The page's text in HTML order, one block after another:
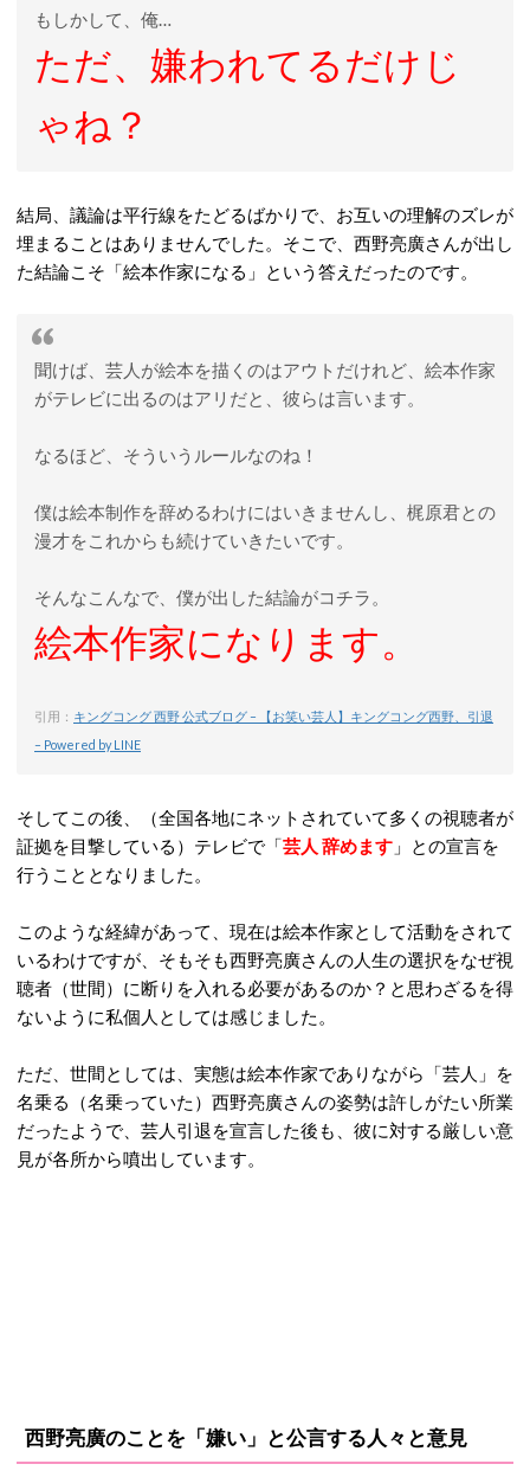
もしかして、俺…
ただ、嫌われてるだけじ
ゃね？
結局、議論は平行線をたどるばかりで、お互いの理解のズレが
埋まることはありませんでした。そこで、西野亮廣さんが出し
た結論こそ「絵本作家になる」という答えだったのです。
聞けば、芸人が絵本を描くのはアウトだけれど、絵本作家
がテレビに出るのはアリだと、彼らは言います。
なるほど、そういうルールなのね！
僕は絵本制作を辞めるわけにはいきませんし、梶原君との
漫才をこれからも続けていきたいです。
そんなこんなで、僕が出した結論がコチラ。
絵本作家になります。
引用： キングコング 西野 公式ブログ – 【お笑い芸人】キングコング西野、引退
– Powered by LINE
そしてこの後、（全国各地にネットされていて多くの視聴者が
証拠を目撃している）テレビで「芸人 辞めます 」との宣言を
行うこととなりました。
このような経緯があって、現在は絵本作家として活動をされて
いるわけですが、そもそも西野亮廣さんの人生の選択をなぜ視
聴者（世間）に断りを入れる必要があるのか？と思わざるを得
ないように私個人としては感じました。
ただ、世間としては、実態は絵本作家でありながら「芸人」を
名乗る（名乗っていた）西野亮廣さんの姿勢は許しがたい所業
だったようで、芸人引退を宣言した後も、彼に対する厳しい意
見が各所から噴出しています。
西野亮廣のことを「嫌い」と公言する人々と意見